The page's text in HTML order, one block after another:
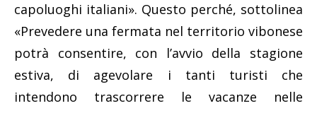
capoluoghi italiani». Questo perché, sottolinea
«Prevedere una fermata nel territorio vibonese
potrà consentire, con l’avvio della stagione
estiva, di agevolare i tanti turisti che
intendono trascorrere le vacanze nelle